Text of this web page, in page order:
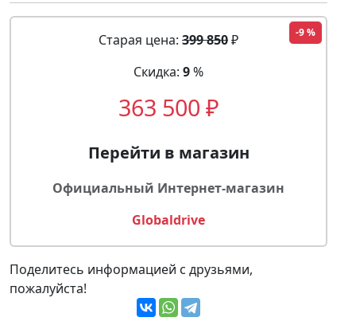
-9 %
Старая цена: 399 850₽
Скидка: 9%
363 500 ₽
Перейти в магазин
Официальный Интернет-магазин
Globaldrive
Поделитесь информацией с друзьями,
пожалуйста!